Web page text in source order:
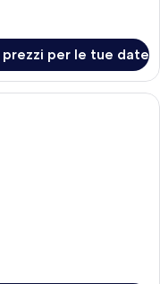
prezzi per le tue date
d'albergo moderna